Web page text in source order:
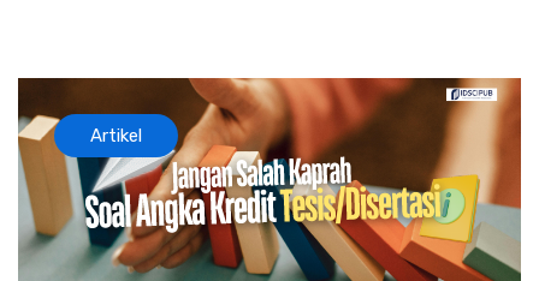
Artikel